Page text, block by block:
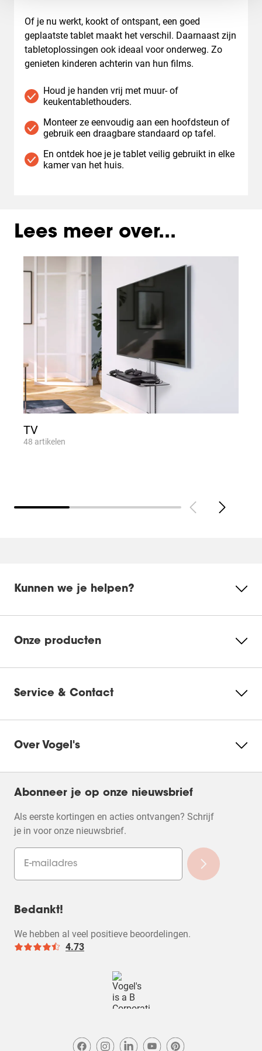
Of je nu werkt, kookt of ontspant, een goed
geplaatste tablet maakt het verschil. Daarnaast zijn
tabletoplossingen ook ideaal voor onderweg. Zo
genieten kinderen achterin van hun films.
Houd je handen vrij met muur- of
keukentablethouders.
Monteer ze eenvoudig aan een hoofdsteun of
gebruik een draagbare standaard op tafel.
En ontdek hoe je je tablet veilig gebruikt in elke
kamer van het huis.
Lees meer over...
TV
48 artikelen
Kunnen we je helpen?
Onze producten
Service & Contact
Over Vogel's
Abonneer je op onze nieuwsbrief
Als eerste kortingen en acties ontvangen? Schrijf
je in voor onze nieuwsbrief.
Bedankt!
We hebben al veel positieve beoordelingen.
4.73